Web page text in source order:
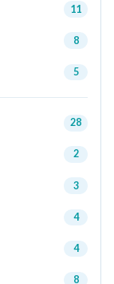
11
8
5
28
2
3
4
4
8